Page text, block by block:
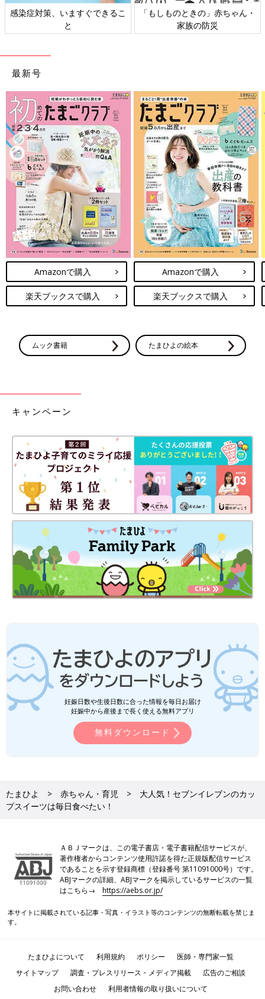
感染症対策、いますぐできるこ
と
「もしものときの」赤ちゃん・
家族の防災
最新号
Amazonで購入
楽天ブックスで購入
Amazonで購入
楽天ブックスで購入
ムック書籍 たまひよの絵本
キャンペーン
妊娠日数や生後日数に合った情報を毎日お届け
妊娠中から産後まで長く使える無料アプリ
無料ダウンロード
たまひよ 赤ちゃん・育児
大人気！セブンイレブンのカッ
プスイーツは毎日食べたい！
ＡＢＪマークは、この電子書店・電子書籍配信サービスが、
著作権者からコンテンツ使用許諾を得た正規版配信サービス
であることを示す登録商標（登録番号 第11091000号）です。
ABJマークの詳細、ABJマークを掲示しているサービスの一覧
はこちら→https://aebs.or.jp/
本サイトに掲載されている記事・写真・イラスト等のコンテンツの無断転載を禁じま
す。
たまひよについて 利用規約 ポリシー
医師・専門家一覧
サイトマップ
調査・プレスリリース・メディア掲載
広告のご相談
お問い合わせ
利用者情報の取り扱いについて